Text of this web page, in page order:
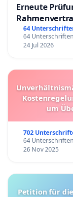
Erneute
64
64
24 Jul 2026
um
702
64
26 Nov 2025
Petition für die Abschaffung der Tötungsstationen